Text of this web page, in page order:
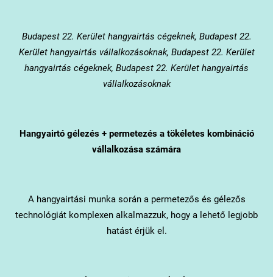
Budapest 22. Kerülethangyairtás cégeknek, Budapest 22.
Kerület hangyairtás vállalkozásoknak, Budapest 22. Kerület
hangyairtás cégeknek, Budapest 22. Kerület hangyairtás
vállalkozásoknak
Hangyairtó gélezés + permetezés a tökéletes kombináció
vállalkozása számára
A hangyairtási munka során a permetezős és gélezős
technológiát komplexen alkalmazzuk, hogy a lehető legjobb
hatást érjük el.